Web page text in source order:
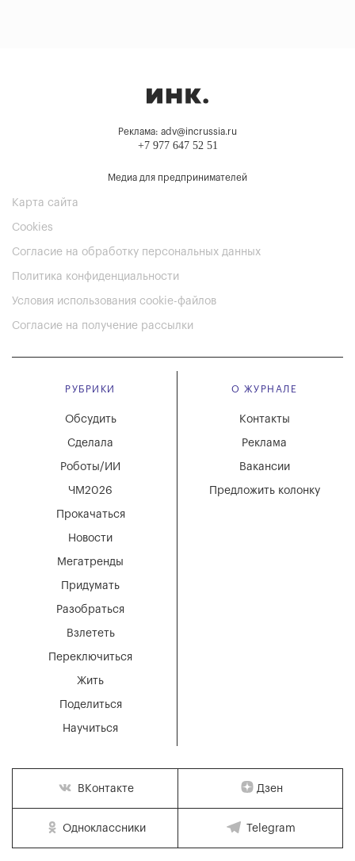
Реклама: adv@incrussia.ru
+7 977 647 52 51
Медиа для предпринимателей
Карта сайта
Cookies
Согласие на обработку персональных данных
Политика конфиденциальности
Условия использования cookie-файлов
Согласие на получение рассылки
РУБРИКИ
Мегатренды
Придумать
Разобраться
Взлететь
Новости
Переключиться
Жить
Поделиться
Научиться
Обсудить
Сделала
Роботы/ИИ
ЧМ2026
Прокачаться
О ЖУРНАЛЕ
Вакансии
Реклама
Контакты
Предложить колонку
ВКонтакте Дзен
Одноклассники Telegram